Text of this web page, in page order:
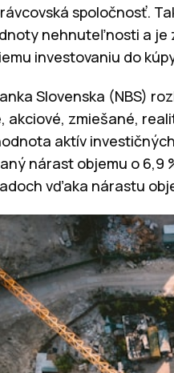
spoločnosť.
nehnuteľnosti a je
investovaniu do
Slovenska (NBS)
akciové, zmiešané,
aktív
nárast objemu o 6,9
vďaka nárastu